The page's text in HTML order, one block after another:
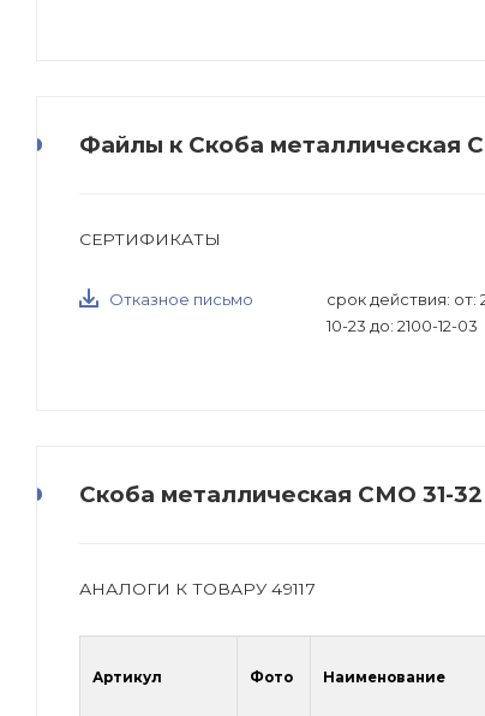
Файлы к Скоба металлическая
СЕРТИФИКАТЫ
Отказное письмо
срок действия: от:
10-23 до: 2100-12-03
Скоба металлическая СМО 31-
АНАЛОГИ К ТОВАРУ 49117
Артикул Фото Наименование